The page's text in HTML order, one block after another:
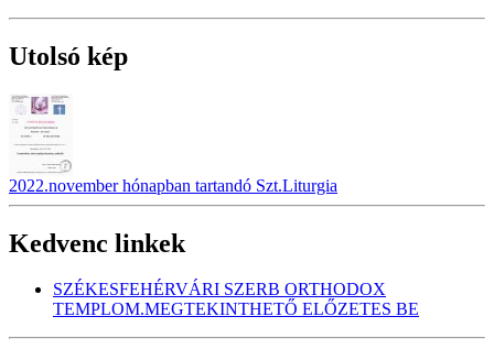
Utolsó kép
2022.november hónapban tartandó Szt.Liturgia
Kedvenc linkek
SZÉKESFEHÉRVÁRI SZERB ORTHODOX
TEMPLOM.MEGTEKINTHETŐ ELŐZETES BE